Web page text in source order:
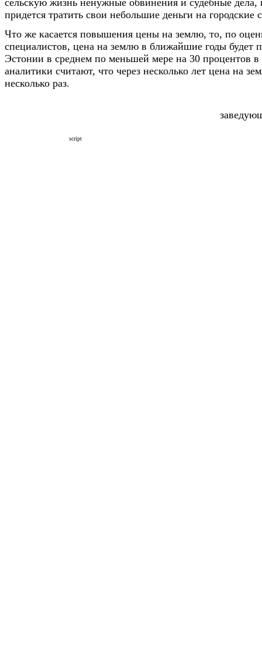
придется тратить свои небольшие деньги на городские
Что же касается повышения цены на землю, то, по
специалистов, цена на землю в ближайшие годы будет
Эстонии в среднем по меньшей мере на 30 процентов в
аналитики считают, что через несколько лет цена на
несколько раз.
script